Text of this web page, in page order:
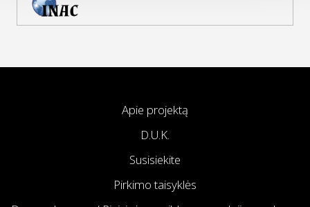
Apie projektą
D.U.K.
Susisiekite
Pirkimo taisyklės